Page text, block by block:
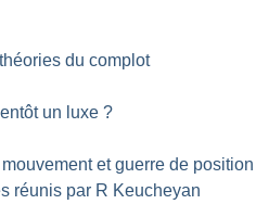
du complot
un luxe ?
et guerre de position
réunis par R Keucheyan